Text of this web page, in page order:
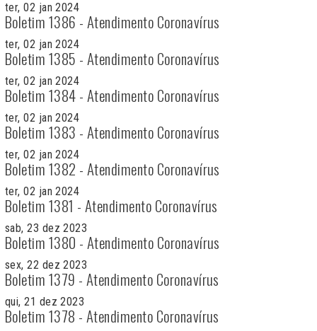
ter, 02 jan 2024
Boletim 1386 - Atendimento Coronavírus
ter, 02 jan 2024
Boletim 1385 - Atendimento Coronavírus
ter, 02 jan 2024
Boletim 1384 - Atendimento Coronavírus
ter, 02 jan 2024
Boletim 1383 - Atendimento Coronavírus
ter, 02 jan 2024
Boletim 1382 - Atendimento Coronavírus
ter, 02 jan 2024
Boletim 1381 - Atendimento Coronavírus
sab, 23 dez 2023
Boletim 1380 - Atendimento Coronavírus
sex, 22 dez 2023
Boletim 1379 - Atendimento Coronavírus
qui, 21 dez 2023
Boletim 1378 - Atendimento Coronavírus